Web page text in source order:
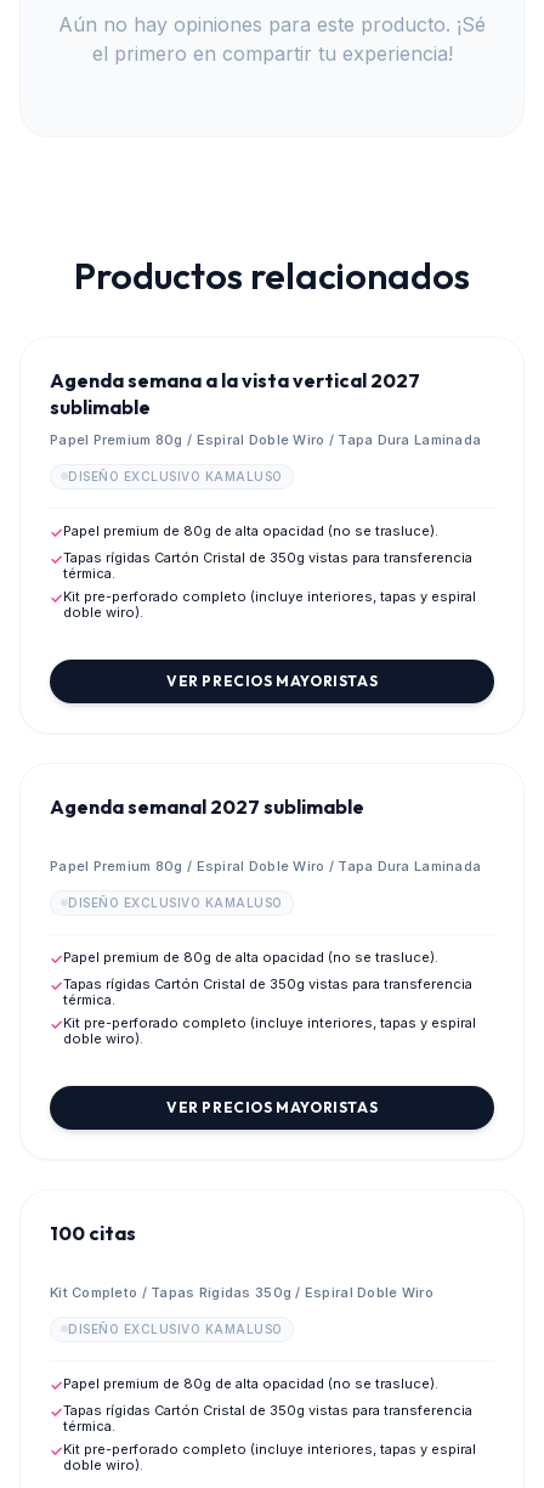
Aún no hay opiniones para este producto. ¡Sé
el primero en compartir tu experiencia!
Productos relacionados
💎 PREVENTA MAYORISTA 2027
Agenda semana a la vista vertical 2027
sublimable
Papel Premium 80g / Espiral Doble Wiro / Tapa Dura Laminada
DISEÑO EXCLUSIVO KAMALUSO
✓Papel premium de 80g de alta opacidad (no se trasluce).
✓Tapas rígidas Cartón Cristal de 350g vistas para transferencia
térmica.
✓Kit pre-perforado completo (incluye interiores, tapas y espiral
doble wiro).
VER PRECIOS MAYORISTAS
💎 PREVENTA MAYORISTA 2027
Agenda semanal 2027 sublimable
Papel Premium 80g / Espiral Doble Wiro / Tapa Dura Laminada
DISEÑO EXCLUSIVO KAMALUSO
✓Papel premium de 80g de alta opacidad (no se trasluce).
✓Tapas rígidas Cartón Cristal de 350g vistas para transferencia
térmica.
✓Kit pre-perforado completo (incluye interiores, tapas y espiral
doble wiro).
VER PRECIOS MAYORISTAS
100 citas
Kit Completo / Tapas Rígidas 350g / Espiral Doble Wiro
DISEÑO EXCLUSIVO KAMALUSO
✓Papel premium de 80g de alta opacidad (no se trasluce).
✓Tapas rígidas Cartón Cristal de 350g vistas para transferencia
térmica.
✓Kit pre-perforado completo (incluye interiores, tapas y espiral
doble wiro).